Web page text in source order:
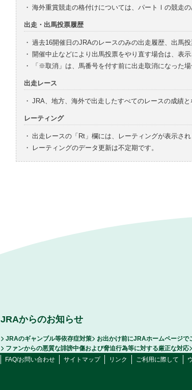
・ 海外重賞競走の格付けについては、パートⅠの競走の
出走・出馬投票履歴
・ 過去16開催日のJRAのレースのみの出走履歴、出馬投
・ 開催中止などにより出馬投票をやり直す場合は、表示
・
「※取消」は、馬番号を付す前に出走取消になった場
出走レース
・ JRA、地方、海外で出走したすべてのレースの成績
レーティング
・ 出走レースの「Rt」欄には、レーティングが表示され
・
レーティングのデータ更新は不定期です。
JRAからのお知らせ
JRAのギャンブル等依存症対策 お出かけ前にJRAホームページで
ファンからの悪質な誹謗中傷および脅迫行為等に対する厳正な対応
FAQ/お問い合わせ
サイトマップ リンク ご利用に際して